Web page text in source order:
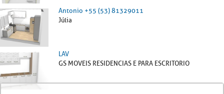
Antonio +55 (53) 81329011
Júlia
LAV
GS MOVEIS RESIDENCIAS E PARA ESCRITORIO